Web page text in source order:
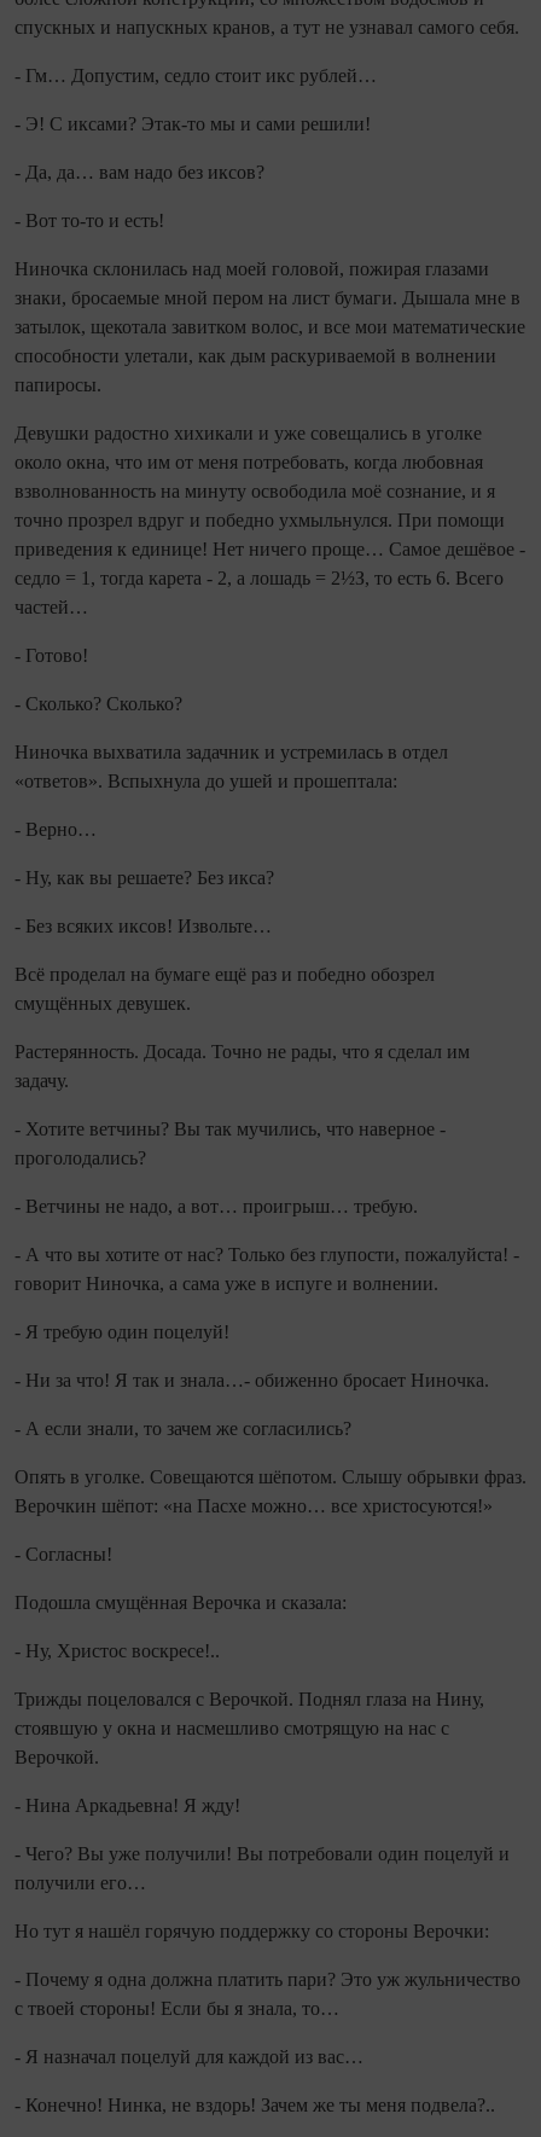
спускных и напускных кранов, а тут не уз­навал самого себя.
- Гм… Допустим, седло стоит икс рублей…
- Э! С иксами? Этак‑то мы и сами решили!
- Да, да… вам надо без иксов?
- Вот то‑то и есть!
Ниночка склонилась над моей головой, пожирая глазами
знаки, бросаемые мной пером на лист бу­маги. Дышала мне в
затылок, щекотала завитком во­лос, и все мои математические
способности улетали, как дым раскуриваемой в волнении
папиросы.
Девушки радостно хихикали и уже совещались в уголке
около окна, что им от меня потребовать, когда любовная
взволнованность на минуту освободила моё сознание, и я
точно прозрел вдруг и победно ухмыльнулся. При помощи
приведения к единице! Нет ничего проще… Самое дешёвое -
седло = 1, тогда карета - 2, а лошадь = 2½З, то есть 6. Всего
частей…
- Готово!
- Сколько? Сколько?
Ниночка выхватила задачник и устремилась в отдел
«ответов». Вспыхнула до ушей и прошептала:
- Верно…
- Ну, как вы решаете? Без икса?
- Без всяких иксов! Извольте…
Всё проделал на бумаге ещё раз и победно обозрел
смущённых девушек.
Растерянность. Досада. Точно не рады, что я сделал им
задачу.
- Хотите ветчины? Вы так мучились, что навер­ное -
проголодались?
- Ветчины не надо, а вот… проигрыш… требую.
- А что вы хотите от нас? Только без глупости, пожалуйста! -
говорит Ниночка, а сама уже в испуге и волнении.
- Я требую один поцелуй!
- Ни за что! Я так и знала…- обиженно бросает Ниночка.
- А если знали, то зачем же согласились?
Опять в уголке. Совещаются шёпотом. Слышу об­рывки фраз.
Верочкин шёпот: «на Пасхе можно… все христосуются!»
- Согласны!
Подошла смущённая Верочка и сказала:
- Ну, Христос воскресе!..
Трижды поцеловался с Верочкой. Поднял глаза на Нину,
стоявшую у окна и насмешливо смотрящую на нас с
Верочкой.
- Нина Аркадьевна! Я жду!
- Чего? Вы уже получили! Вы потребовали один поцелуй и
получили его…
Но тут я нашёл горячую поддержку со стороны Верочки:
- Почему я одна должна платить пари? Это уж жульничество
с твоей стороны! Если бы я знала, то…
- Я назначал поцелуй для каждой из вас…
- Конечно! Нинка, не вздорь! Зачем же ты меня подвела?..